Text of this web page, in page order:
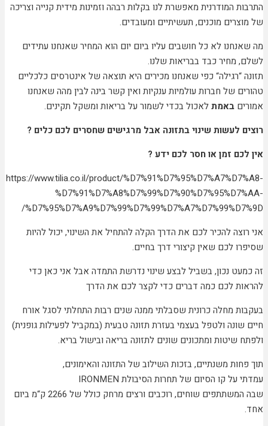
התרבות המודרנית מאפשרת לנו בקלות רבהה וזמינות מידית קנייה וצריכה
של מוצרים מוכנים, תעשיתיים ומעובדים.
מה שאנחנו לא כל חושבים עליו ביום יום הוא המחיר שאנחנו עתידים
לשלם, מחיר כבד בבריאות שלנו.
תזונה “רגילה“ כפי שאנחנו מכירים היא תוצאה של אינטרסים כלכליים
טהורים של חברות עולמיות ענקיות ואין קשר בינה לבין מהה שאנחנו
אמורים באמתלאכול בכדי לשמור על בריאות ומשקל תקינים.
רוצים לעשות שינוי בתזונה אבל מרגישים שחסרים לכם כלים ?
אין לכם זמן או חסר לכם ידע ?
https://www.tilia.co.il/product/%D7%91%D7%95%D7%A7%D7%A8-
%D7%91%D7%A8%D7%99%D7%90%D7%95%D7%AA-
%D7%95%D7%A9%D7%99%D7%99%D7%A7%D7%99%D7%9D/
אני רוצה להכיר לכם את הדרך הקלה להתחיל את השינוי, יכול להיות
שסיפרו לכם שאין קיצורי דרך בחיים.
זה כמעט נכון, בשביל לבצע שינוי נדרשת התמדה אבל אני כאן כדי
להראות לכם כמה דברים כדי לקצר לכם את הדרך
בעקבות מחלה כרונית שסבלתי ממנה שנים רבות התחלתי לסגל אורח
חיים שונה ולטפל בעצמי בעזרת תזונה טבעית (במקביל לפעילות גופנית)
ולפתח שיטות ומתכונים שונים לתזונה בריאה ובישול בריא.
תוך פחות משנתיים, בזכות השילוב של התזונה והאימונים,
עמדתי על קו הסיום של תחרות הסיבולת IRONMEN
שבה המשתתפים שוחים, רוכבים ורצים מרחק כולל של 2266 ק“מ ביום
אחד.